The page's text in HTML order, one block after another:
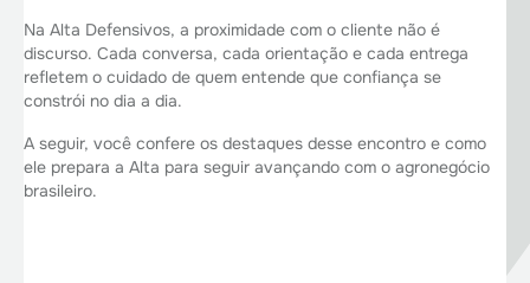
Na Alta Defensivos, a proximidade com o cliente não é
discurso. Cada conversa, cada orientação e cada entrega
refletem o cuidado de quem entende que confiança se
constrói no dia a dia.
A seguir, você confere os destaques desse encontro e como
ele prepara a Alta para seguir avançando com o agronegócio
brasileiro.